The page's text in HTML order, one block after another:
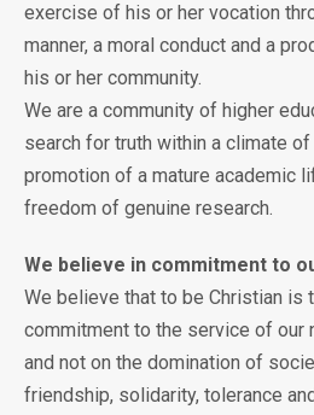
exercise of his or her vocation
manner, a moral conduct and a
his or her community.
We are a community of higher
search for truth within a climate
promotion of a mature academic
freedom of genuine research.
We believe in commitment to
We believe that to be Christian is
commitment to the service of our
and not on the domination of
friendship, solidarity, tolerance